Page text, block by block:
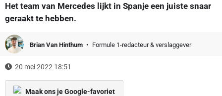
Het team van Mercedes lijkt in Spanje een juiste snaar
geraakt te hebben.
Brian Van Hinthum Formule 1-redacteur & verslaggever
20 mei 2022 18:51
Maak ons je Google-favoriet